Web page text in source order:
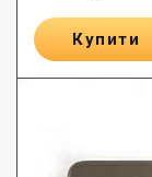
Купити